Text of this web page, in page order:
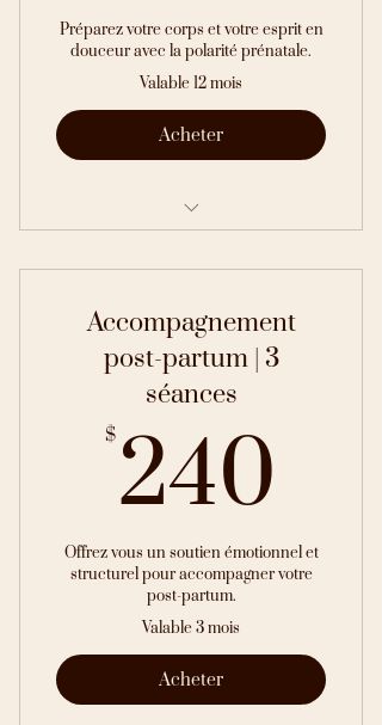
Préparez votre corps et votre esprit en
douceur avec la polarité prénatale.
Valable 12 mois
Acheter
Accompagnement
post-partum | 3
séances
$ 240
Offrez vous un soutien émotionnel et
structurel pour accompagner votre
post-partum.
Valable 3 mois
Acheter